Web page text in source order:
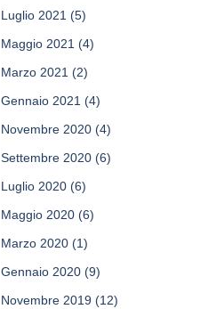
Luglio 2021 (5)
Maggio 2021 (4)
Marzo 2021 (2)
Gennaio 2021 (4)
Novembre 2020 (4)
Settembre 2020 (6)
Luglio 2020 (6)
Maggio 2020 (6)
Marzo 2020 (1)
Gennaio 2020 (9)
Novembre 2019 (12)